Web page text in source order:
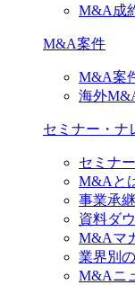
M&A成
M&A案件
M&A案
海外
セミナー・ナ
セミナー
M&Aと
事業承
資料ダ
M&Aマ
業界別
M&Aニ